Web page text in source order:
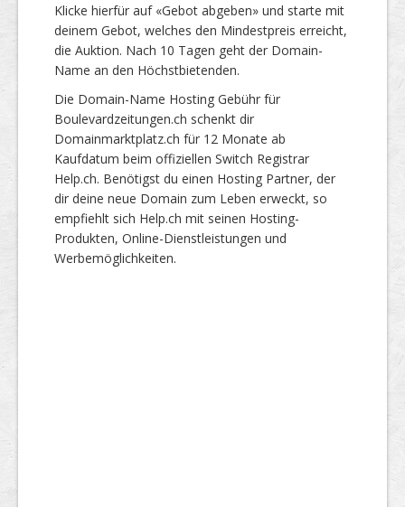
Klicke hierfür auf «Gebot abgeben» und starte mit
deinem Gebot, welches den Mindestpreis erreicht,
die Auktion. Nach 10 Tagen geht der Domain-
Name an den Höchstbietenden.
Die Domain-Name Hosting Gebühr für
Boulevardzeitungen.ch schenkt dir
Domainmarktplatz.ch für 12 Monate ab
Kaufdatum beim offiziellen Switch Registrar
Help.ch. Benötigst du einen Hosting Partner, der
dir deine neue Domain zum Leben erweckt, so
empfiehlt sich Help.ch mit seinen Hosting-
Produkten, Online-Dienstleistungen und
Werbemöglichkeiten.